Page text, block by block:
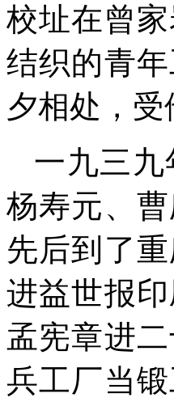
校址在曾
结织的青
夕相处，
一九三
杨寿元、
先后到了
进益世报
孟宪章进
兵工厂当